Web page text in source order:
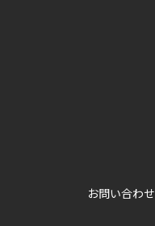
お問い合わせ